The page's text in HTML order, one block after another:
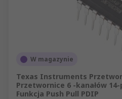
W magazynie
Texas Instruments
Przetwornice 6 -kanałów 14-
Funkcja Push Pull PDIP